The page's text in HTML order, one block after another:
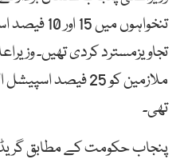
تنخواہوں
تجاویزمسترد کردی تھیں۔
ملازمین کو 25
تھی۔